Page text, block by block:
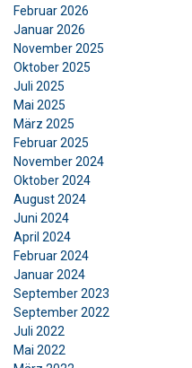
Februar 2026
Januar 2026
November 2025
Oktober 2025
Juli 2025
Mai 2025
März 2025
Februar 2025
November 2024
Oktober 2024
August 2024
Juni 2024
April 2024
Februar 2024
Januar 2024
September 2023
September 2022
Juli 2022
Mai 2022
Diese Webseite
Cookies.
Wir verwenden
Anzeigen zu
Datenverkehr zu
Informationen über
Website auch an